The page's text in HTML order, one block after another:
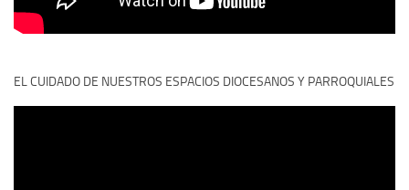
EL CUIDADO DE NUESTROS ESPACIOS DIOCESANOS Y PARROQUIALES